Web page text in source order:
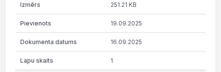
251.21 KB
19.09.2025
16.09.2025
1